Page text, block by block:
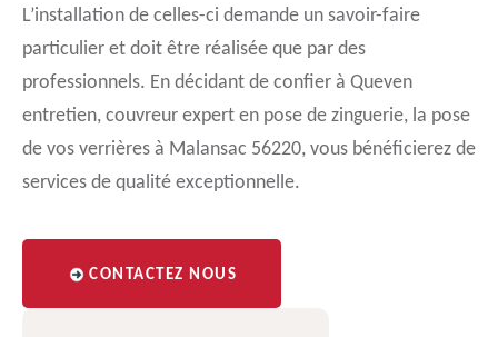
L’installation de celles-ci demande un savoir-faire
particulier et doit être réalisée que par des
professionnels. En décidant de confier à Queven
entretien, couvreur expert en pose de zinguerie, la pose
de vos verrières à Malansac 56220, vous bénéficierez de
services de qualité exceptionnelle.
CONTACTEZ NOUS